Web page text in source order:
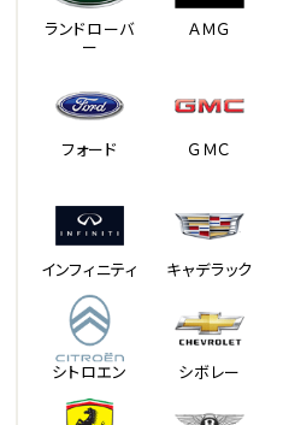
ランドローバ
ー
ＡＭＧ
フォード ＧＭＣ
インフィニティ キャデラック
シトロエン シボレー